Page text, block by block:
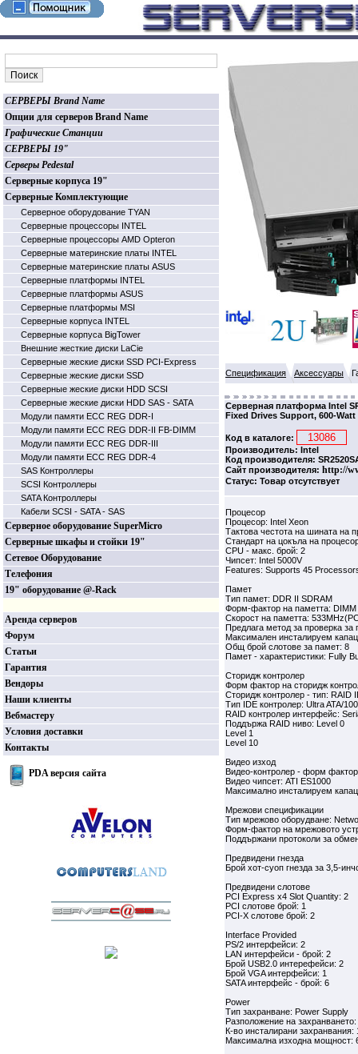
СЕРВЕРЫ Brand Name
Опции для серверов Brand Name
Графические Станции
СЕРВЕРЫ 19"
Серверы Pedestal
Серверные корпуса 19"
Серверные Комплектующие
Серверное оборудование TYAN
Серверные процессоры INTEL
Серверные процессоры AMD Opteron
Серверные материнские платы INTEL
Серверные материнские платы ASUS
Серверные платформы INTEL
Серверные платформы ASUS
Серверные платформы MSI
Серверные корпуса INTEL
Серверные корпуса BigTower
Внешние жесткие диски LaCie
Серверные жеские диски SSD PCI-Express
Серверные жеские диски SSD
Серверные жеские диски HDD SCSI
Серверные жеские диски HDD SAS - SATA
Модули памяти ECC REG DDR-I
Модули памяти ECC REG DDR-II FB-DIMM
Модули памяти ECC REG DDR-III
Модули памяти ECC REG DDR-4
SAS Контроллеры
SCSI Контроллеры
SATA Контроллеры
Кабели SCSI - SATA - SAS
Серверное оборудование SuperMicro
Серверные шкафы и стойки 19"
Сетевое Оборудование
Телефония
19" оборудование @-Rack
Аренда серверов
Форум
Статьи
Гарантия
Вендоры
Наши клиенты
Вебмастеру
Условия доставки
Контакты
PDA версия сайта
Спецификация Аксессуары
Серверная платформа Intel
Fixed Drives Support, 600-Watt
Код в каталоге:
Производитель: Intel
Код производителя:
Сайт производителя: http://
Статус: Товар отсутствует
Процесор
Процесор: Intel Xeon
Тактова честота на шината на
Стандарт на цокъла на
CPU - макс. брой: 2
Чипсет: Intel 5000V
Features: Supports 45
Памет
Тип памет: DDR II SDRAM
Форм-фактор на паметта: DIMM
Скорост на паметта:
Предлага метод за проверка за
Максимален инсталируем
Общ брой слотове за памет: 8
Памет - характеристики: Fully
Сторидж контролер
Форм фактор на сторидж
Сторидж контролер - тип: RAID
Тип IDE контролер: Ultra ATA/100
RAID контролер интерфейс:
Поддържа RAID ниво: Level 0
Level 1
Level 10
Видео изход
Видео-контролер - форм
Видео чипсет: ATI ES1000
Максимално инсталируем
Мрежови спецификации
Тип мрежово оборудване:
Форм-фактор на мрежовото
Поддържани протоколи за
Предвидени гнезда
Брой хот-суоп гнезда за 3,5-
Предвидени слотове
PCI Express x4 Slot Quantity: 2
PCI слотове брой: 1
PCI-X слотове брой: 2
Interface Provided
PS/2 интерфейси: 2
LAN интерфейси - брой: 2
Брой USB2.0 интерефейси: 2
Брой VGA интерфейси: 1
SATA интерфейс - брой: 6
Power
Тип захранване: Power Supply
Разположение на
К-во инсталирани захранвания:
Максимална изходна мощност: